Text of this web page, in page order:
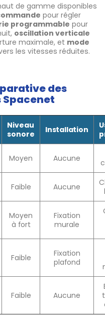
de gamme disponibles
pour régler
programmable pour
oscillation verticale
maximale, et mode
les vitesses réduites.
des
Niveau
sonore
Installation
Moyen Aucune
Faible Aucune
Moyen
à fort
Fixation
murale
Faible
Fixation
plafond
Faible Aucune